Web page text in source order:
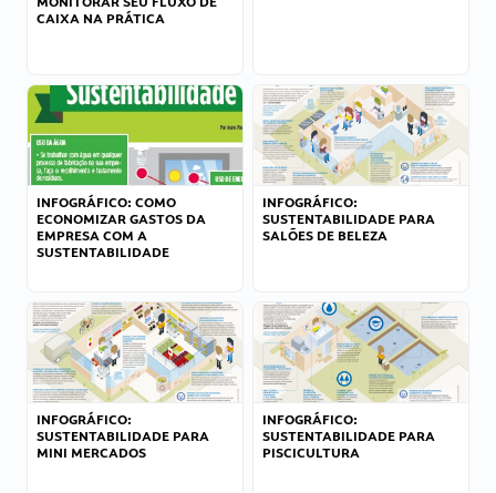
CAIXA NA PRÁTICA
INFOGRÁFICO: COMO
ECONOMIZAR GASTOS DA
EMPRESA COM A
SUSTENTABILIDADE
INFOGRÁFICO:
SUSTENTABILIDADE PARA
SALÕES DE BELEZA
INFOGRÁFICO:
SUSTENTABILIDADE PARA
MINI MERCADOS
INFOGRÁFICO:
SUSTENTABILIDADE PARA
PISCICULTURA